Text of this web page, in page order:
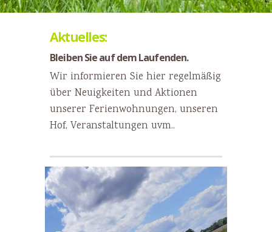
Aktuelles:
Bleiben Sie auf dem Laufenden.
Wir informieren Sie hier regelmäßig
über Neuigkeiten und Aktionen
unserer Ferienwohnungen, unseren
Hof, Veranstaltungen uvm..